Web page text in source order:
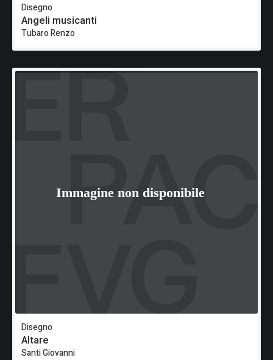
Disegno
Angeli musicanti
Tubaro Renzo
Disegno
Altare
Santi Giovanni